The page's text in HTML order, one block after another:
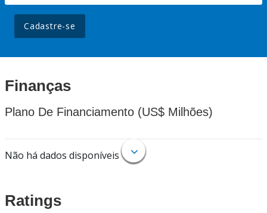
Cadastre-se
Finanças
Plano De Financiamento (US$ Milhões)
Não há dados disponíveis
Ratings